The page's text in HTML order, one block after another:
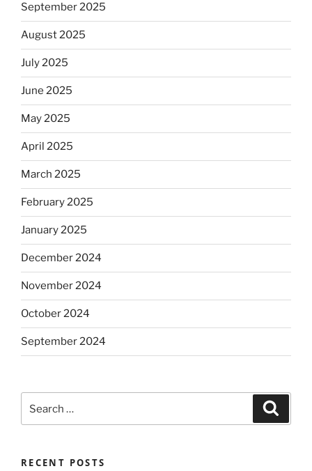
September 2025
August 2025
July 2025
June 2025
May 2025
April 2025
March 2025
February 2025
January 2025
December 2024
November 2024
October 2024
September 2024
for:
RECENT POSTS